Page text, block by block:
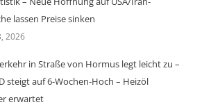
lassen Preise sinken
2026
in Straße von Hormus legt leicht zu –
steigt auf 6-Wochen-Hoch – Heizöl
erwartet